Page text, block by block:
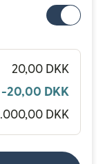
20,00 DKK
-20,00 DKK
DKK